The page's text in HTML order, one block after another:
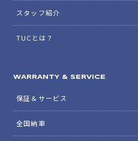
スタッフ紹介
TUCとは？
WARRANTY & SERVICE
保証＆サービス
全国納車